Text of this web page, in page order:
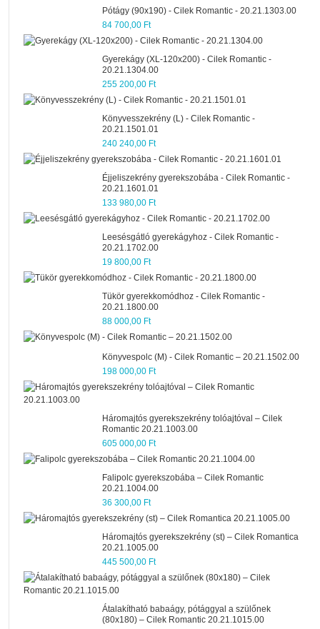
Pótágy (90x190) - Cilek Romantic - 20.21.1303.00
84 700,00 Ft
Gyerekágy (XL-120x200) - Cilek Romantic -
20.21.1304.00
255 200,00 Ft
Könyvesszekrény (L) - Cilek Romantic -
20.21.1501.01
240 240,00 Ft
Éjjeliszekrény gyerekszobába - Cilek Romantic -
20.21.1601.01
133 980,00 Ft
Leesésgátló gyerekágyhoz - Cilek Romantic -
20.21.1702.00
19 800,00 Ft
Tükör gyerekkomódhoz - Cilek Romantic -
20.21.1800.00
88 000,00 Ft
Könyvespolc (M) - Cilek Romantic – 20.21.1502.00
198 000,00 Ft
Háromajtós gyerekszekrény tolóajtóval – Cilek
Romantic 20.21.1003.00
605 000,00 Ft
Falipolc gyerekszobába – Cilek Romantic
20.21.1004.00
36 300,00 Ft
Háromajtós gyerekszekrény (st) – Cilek Romantica
20.21.1005.00
445 500,00 Ft
Átalakítható babaágy, pótággyal a szülőnek
(80x180) – Cilek Romantic 20.21.1015.00